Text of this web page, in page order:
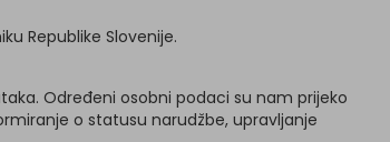
Republike Slovenije.
Određeni osobni podaci su nam prijeko
o statusu narudžbe, upravljanje